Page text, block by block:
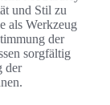
und Stil zu
als Werkzeug
der
sorgfältig
der